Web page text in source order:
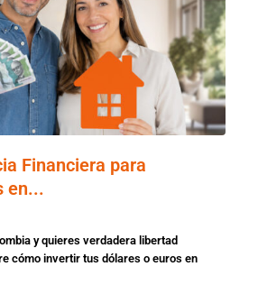
Financiera para
en...
y quieres verdadera libertad
cómo invertir tus dólares o euros en